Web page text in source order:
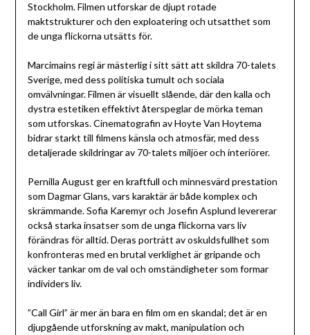
Stockholm. Filmen utforskar de djupt rotade
maktstrukturer och den exploatering och utsatthet som
de unga flickorna utsätts för.
Marcimains regi är mästerlig i sitt sätt att skildra 70-talets
Sverige, med dess politiska tumult och sociala
omvälvningar. Filmen är visuellt slående, där den kalla och
dystra estetiken effektivt återspeglar de mörka teman
som utforskas. Cinematografin av Hoyte Van Hoytema
bidrar starkt till filmens känsla och atmosfär, med dess
detaljerade skildringar av 70-talets miljöer och interiörer.
Pernilla August ger en kraftfull och minnesvärd prestation
som Dagmar Glans, vars karaktär är både komplex och
skrämmande. Sofia Karemyr och Josefin Asplund levererar
också starka insatser som de unga flickorna vars liv
förändras för alltid. Deras porträtt av oskuldsfullhet som
konfronteras med en brutal verklighet är gripande och
väcker tankar om de val och omständigheter som formar
individers liv.
”Call Girl” är mer än bara en film om en skandal; det är en
djupgående utforskning av makt, manipulation och